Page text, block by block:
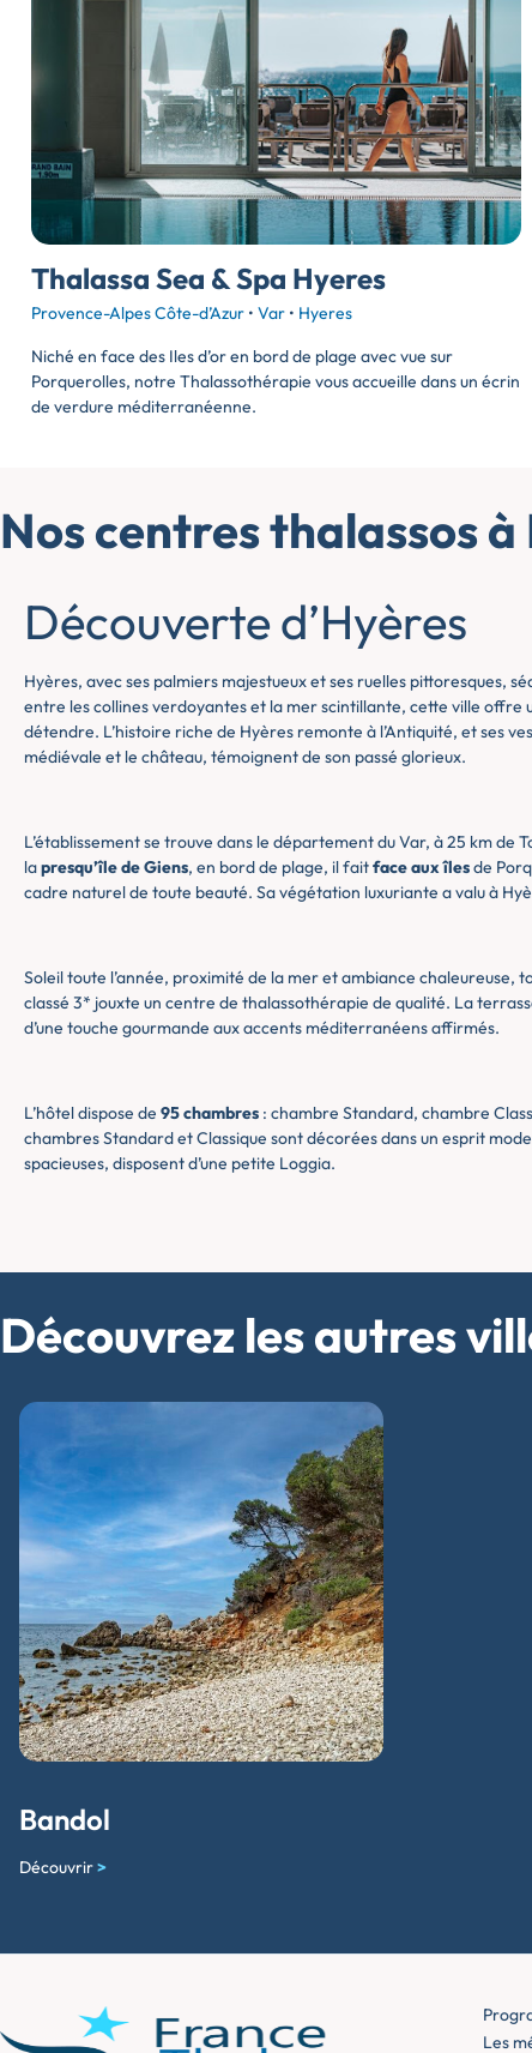
Thalassa Sea & Spa Hyeres
Provence-Alpes Côte-d’Azur • Var • Hyeres
Niché en face des Iles d’or en bord de plage avec vue sur
Porquerolles, notre Thalassothérapie vous accueille dans un écrin
de verdure méditerranéenne.
Nos centres thalassos à
Découverte d’Hyères
Hyères, avec ses palmiers majestueux et ses ruelles pittoresques,
entre les collines verdoyantes et la mer scintillante, cette ville offre
détendre. L’histoire riche de Hyères remonte à l’Antiquité, et ses
médiévale et le château, témoignent de son passé glorieux.
L’établissement se trouve dans le département du Var, à 25 km de
lapresqu’île de Giens, en bord de plage, il faitface aux îlesde
cadre naturel de toute beauté. Sa végétation luxuriante a valu à
Soleil toute l’année, proximité de la mer et ambiance chaleureuse,
classé 3* jouxte un centre de thalassothérapie de qualité. La
d’une touche gourmande aux accents méditerranéens affirmés.
L’hôtel dispose de 95 chambres : chambre Standard, chambre
chambres Standard et Classique sont décorées dans un esprit
spacieuses, disposent d’une petite Loggia.
Découvrez les autres
Bandol
Découvrir>
Les